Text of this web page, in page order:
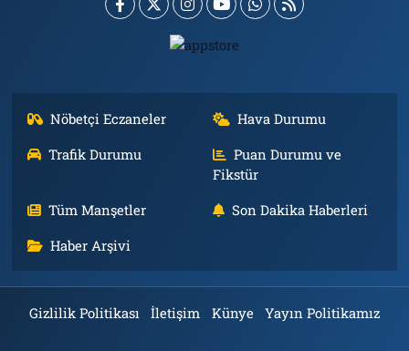
Nöbetçi Eczaneler
Hava Durumu
Trafik Durumu
Puan Durumu ve
Fikstür
Tüm Manşetler
Son Dakika Haberleri
Haber Arşivi
Gizlilik Politikası İletişim Künye Yayın Politikamız